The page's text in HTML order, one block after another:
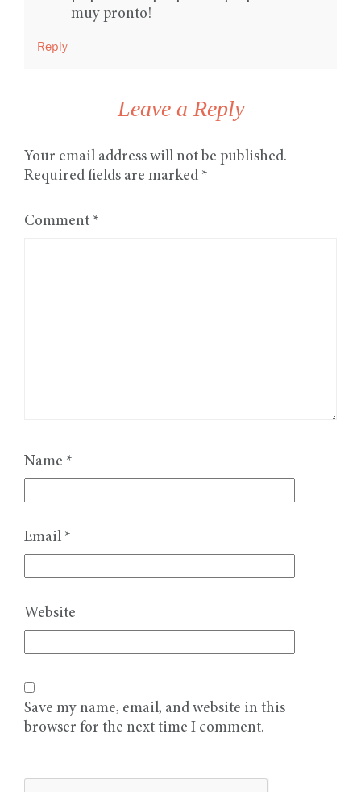
muy pronto!
Reply
Leave a Reply
Your email address will not be published.
Required fields are marked *
Comment *
Name *
Email *
Website
Save my name, email, and website in this
browser for the next time I comment.